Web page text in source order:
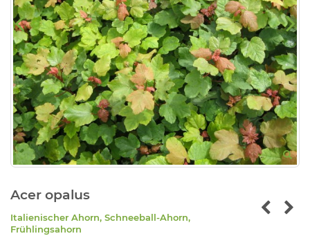
Acer opalus
Italienischer Ahorn, Schneeball-Ahorn,
Frühlingsahorn